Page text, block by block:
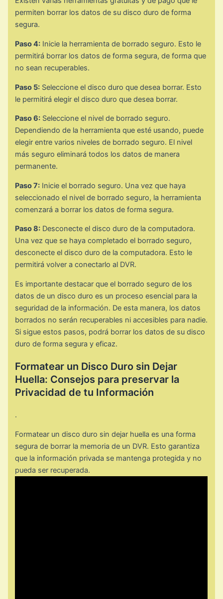
permiten borrar los datos de su disco duro de forma
segura.
Paso 4: Inicie la herramienta de borrado seguro. Esto le
permitirá borrar los datos de forma segura, de forma que
no sean recuperables.
Paso 5: Seleccione el disco duro que desea borrar. Esto
le permitirá elegir el disco duro que desea borrar.
Paso 6: Seleccione el nivel de borrado seguro.
Dependiendo de la herramienta que esté usando, puede
elegir entre varios niveles de borrado seguro. El nivel
más seguro eliminará todos los datos de manera
permanente.
Paso 7: Inicie el borrado seguro. Una vez que haya
seleccionado el nivel de borrado seguro, la herramienta
comenzará a borrar los datos de forma segura.
Paso 8: Desconecte el disco duro de la computadora.
Una vez que se haya completado el borrado seguro,
desconecte el disco duro de la computadora. Esto le
permitirá volver a conectarlo al DVR.
Es importante destacar que el borrado seguro de los
datos de un disco duro es un proceso esencial para la
seguridad de la información. De esta manera, los datos
borrados no serán recuperables ni accesibles para nadie.
Si sigue estos pasos, podrá borrar los datos de su disco
duro de forma segura y eficaz.
Formatear un Disco Duro sin Dejar
Huella: Consejos para preservar la
Privacidad de tu Información
.
Formatear un disco duro sin dejar huella es una forma
segura de borrar la memoria de un DVR. Esto garantiza
que la información privada se mantenga protegida y no
pueda ser recuperada.